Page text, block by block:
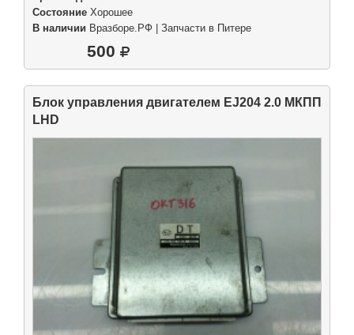
Состояние Хорошее
В наличии Вразборе.РФ | Запчасти в Питере
500
Блок управления двигателем EJ204 2.0 МКПП
LHD